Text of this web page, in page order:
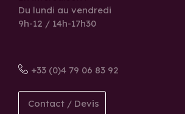
Du lundi au vendredi
9h-12 / 14h-17h30
+33 (0)4 79 06 83 92
Contact / Devis